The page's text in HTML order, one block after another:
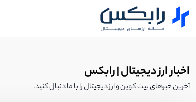
اخبار ارز دیجیتال | رابکس
آخرین خبرهای بیت کوین و ارز دیجیتال را با ما دنبال کنید.